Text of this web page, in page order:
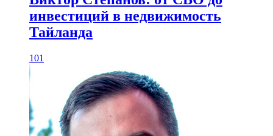
инвестиций в недвижимость
Тайланда
101